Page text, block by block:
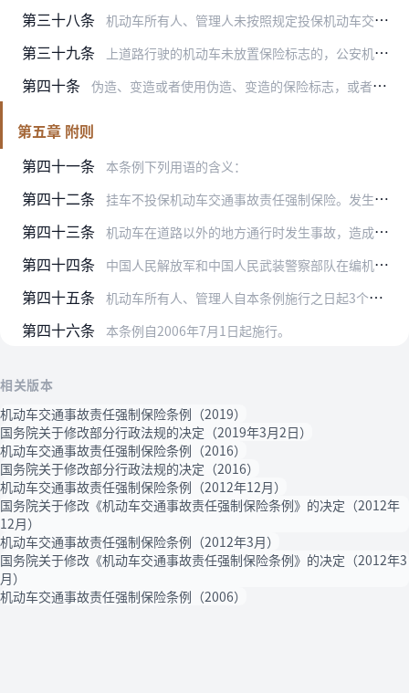
第三十八条 机动车所有人、管理人未按照规定投保机动车交通事故责任强制保险的，由公安机关交通管理部门扣留机动车，通知机动车所有人、管理人依照规定投保，处依照规定投保最低责任限…
第三十九条 上道路行驶的机动车未放置保险标志的，公安机关交通管理部门应当扣留机动车，通知当事人提供保险标志或者补办相应手续，可以处警告或者20元以上200元以下罚款。
第四十条 伪造、变造或者使用伪造、变造的保险标志，或者使用其他机动车的保险标志，由公安机关交通管理部门予以收缴，扣留该机动车，处200元以上2000元以下罚款；构成犯罪的…
第五章 附则
第四十一条
本条例下列用语的含义：
第四十二条 挂车不投保机动车交通事故责任强制保险。发生道路交通事故造成人身伤亡、财产损失的，由牵引车投保的保险公司在机动车交通事故责任强制保险责任限额范围内予以赔偿；不足的…
第四十三条 机动车在道路以外的地方通行时发生事故，造成人身伤亡、财产损失的赔偿，比照适用本条例。
第四十四条 中国人民解放军和中国人民武装警察部队在编机动车参加机动车交通事故责任强制保险的办法，由中国人民解放军和中国人民武装警察部队另行规定。
第四十五条 机动车所有人、管理人自本条例施行之日起3个月内投保机动车交通事故责任强制保险；本条例施行前已经投保商业性机动车第三者责任保险的，保险期满，应当投保机动车交通事故…
第四十六条 本条例自2006年7月1日起施行。
相关版本
机动车交通事故责任强制保险条例（2019）
国务院关于修改部分行政法规的决定（2019年3月2日）
机动车交通事故责任强制保险条例（2016）
国务院关于修改部分行政法规的决定（2016）
机动车交通事故责任强制保险条例（2012年12月）
国务院关于修改《机动车交通事故责任强制保险条例》的决定（2012年
12月）
机动车交通事故责任强制保险条例（2012年3月）
国务院关于修改《机动车交通事故责任强制保险条例》的决定（2012年3
月）
机动车交通事故责任强制保险条例（2006）